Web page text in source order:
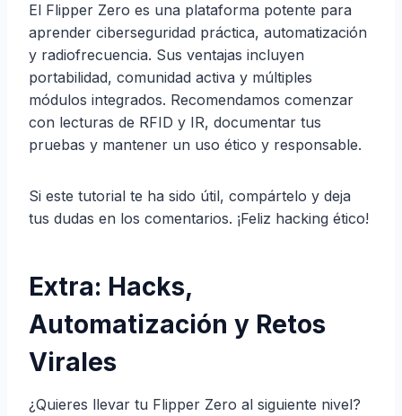
El Flipper Zero es una plataforma potente para
aprender ciberseguridad práctica, automatización
y radiofrecuencia. Sus ventajas incluyen
portabilidad, comunidad activa y múltiples
módulos integrados. Recomendamos comenzar
con lecturas de RFID y IR, documentar tus
pruebas y mantener un uso ético y responsable.
Si este tutorial te ha sido útil, compártelo y deja
tus dudas en los comentarios. ¡Feliz hacking ético!
Extra: Hacks,
Automatización y Retos
Virales
¿Quieres llevar tu Flipper Zero al siguiente nivel?